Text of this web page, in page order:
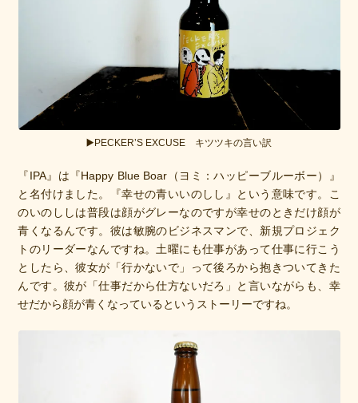
▶️PECKER’S EXCUSE キツツキの言い訳
『IPA』は『Happy Blue Boar（ヨミ：ハッピーブルーボー）』
と名付けました。『幸せの青いいのしし』という意味です。こ
のいのししは普段は顔がグレーなのですが幸せのときだけ顔が
青くなるんです。彼は敏腕のビジネスマンで、新規プロジェク
トのリーダーなんですね。土曜にも仕事があって仕事に行こう
としたら、彼女が「行かないで」って後ろから抱きついてきた
んです。彼が「仕事だから仕方ないだろ」と言いながらも、幸
せだから顔が青くなっているというストーリーですね。